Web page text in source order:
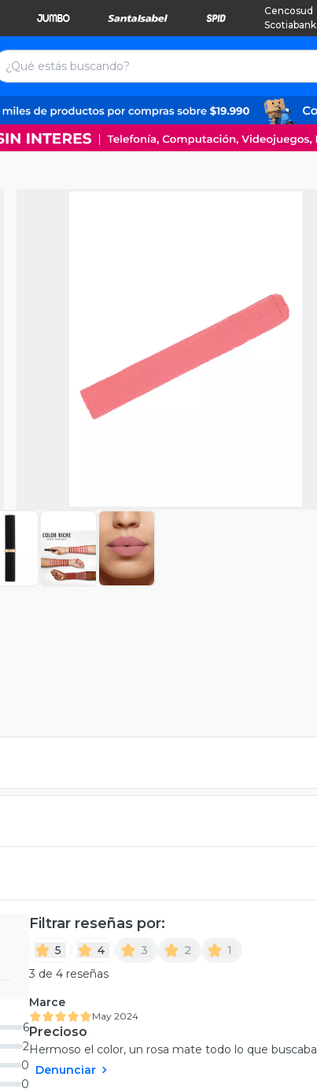
Cencosud
Scotiabank
6
2
0
0
Filtrar reseñas por:
5 4 3 2
1
3 de 4 reseñas
Marce
May 2024
Precioso
Hermoso el color, un rosa mate todo lo que buscaba
Denunciar